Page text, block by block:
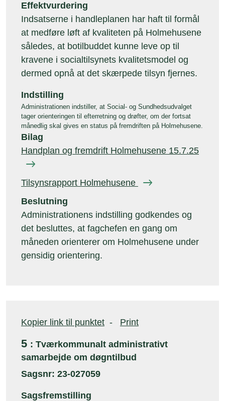
Effektvurdering
Indsatserne i handleplanen har haft til formål
at medføre løft af kvaliteten på Holmehusene
således, at botilbuddet kunne leve op til
kravene i socialtilsynets kvalitetsmodel og
dermed opnå at det skærpede tilsyn fjernes.
Indstilling
Administrationen indstiller, at Social- og Sundhedsudvalget
tager orienteringen til efterretning og drøfter, om der fortsat
månedlig skal gives en status på fremdriften på Holmehusene.
Bilag
Handplan og fremdrift Holmehusene 15.7.25
Tilsynsrapport Holmehusene
Beslutning
Administrationens indstilling godkendes og
det besluttes, at fagchefen en gang om
måneden orienterer om Holmehusene under
gensidig orientering.
Kopier link til punktet - Print
5 : Tværkommunalt administrativt
samarbejde om døgntilbud
Sagsnr: 23-027059
Sagsfremstilling